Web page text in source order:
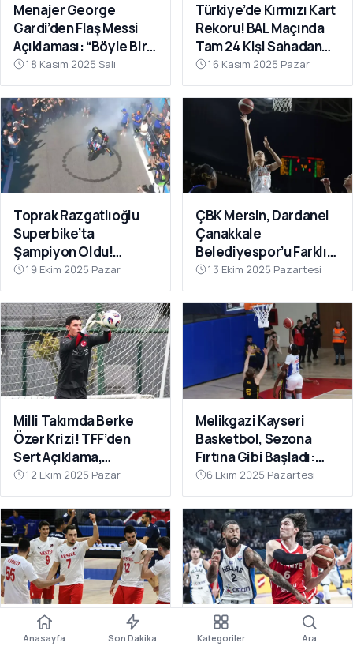
Menajer George
Gardi’den Flaş Messi
Açıklaması: “Böyle Bir
Fırsat Olursa,
Galatasaray İçin
Faydalı Olabilir”
18 Kasım 2025 Salı
Türkiye’de Kırmızı Kart
Rekoru! BAL Maçında
Tam 24 Kişi Sahadan
Atıldı
16 Kasım 2025 Pazar
Toprak Razgatlıoğlu
Superbike’ta
Şampiyon Oldu!
Rakibinin Skandal
Hamlesi Tepki Çekti
19 Ekim 2025 Pazar
ÇBK Mersin, Dardanel
Çanakkale
Belediyespor’u Farklı
Geçti: 112-78
13 Ekim 2025 Pazartesi
Milli Takımda Berke
Özer Krizi! TFF’den
Sert Açıklama,
Kaleciden Yanıt
Gecikmedi
12 Ekim 2025 Pazar
Melikgazi Kayseri
Basketbol, Sezona
Fırtına Gibi Başladı:
Dardanel Çanakkale’yi
Farklı Geçti
6 Ekim 2025 Pazartesi
Filenin Efeleri Dünya
Şampiyonası’nda 2’de
12 Dev Adam Fırtına
Gibi: Yunanistan’ı Ezip
Anasayfa Son Dakika Kategoriler Ara